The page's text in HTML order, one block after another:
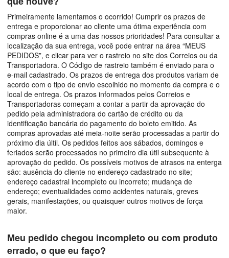
Primeiramente lamentamos o ocorrido! Cumprir os prazos de
entrega e proporcionar ao cliente uma ótima experiência com
compras online é a uma das nossos prioridades! Para consultar a
localização da sua entrega, você pode entrar na área “MEUS
PEDIDOS”, e clicar para ver o rastreio no site dos Correios ou da
Transportadora. O Código de rastreio também é enviado para o
e-mail cadastrado. Os prazos de entrega dos produtos variam de
acordo com o tipo de envio escolhido no momento da compra e o
local de entrega. Os prazos informados pelos Correios e
Transportadoras começam a contar a partir da aprovação do
pedido pela administradora do cartão de crédito ou da
identificação bancária do pagamento do boleto emitido. As
compras aprovadas até meia-noite serão processadas a partir do
próximo dia últil. Os pedidos feitos aos sábados, domingos e
feriados serão processados no primeiro dia útil subsequente à
aprovação do pedido. Os possíveis motivos de atrasos na enterga
são: ausência do cliente no endereço cadastrado no site;
endereço cadastral incompleto ou incorreto; mudança de
endereço; eventualidades como acidentes naturais, greves
gerais, manifestações, ou quaisquer outros motivos de força
maior.
Meu pedido chegou incompleto ou com produto
errado, o que eu faço?